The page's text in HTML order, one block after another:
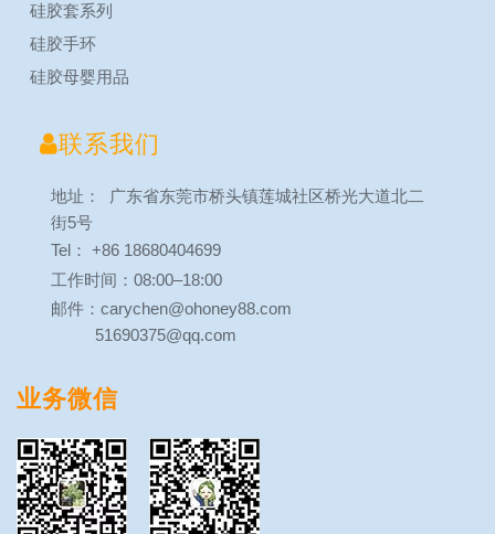
硅胶套系列
硅胶手环
硅胶母婴用品
联系我们
地址： 广东省东莞市桥头镇莲城社区桥光大道北二
街5号
Tel： +86 18680404699
工作时间：08:00–18:00
邮件：carychen@ohoney88.com
51690375@qq.com
业务微信